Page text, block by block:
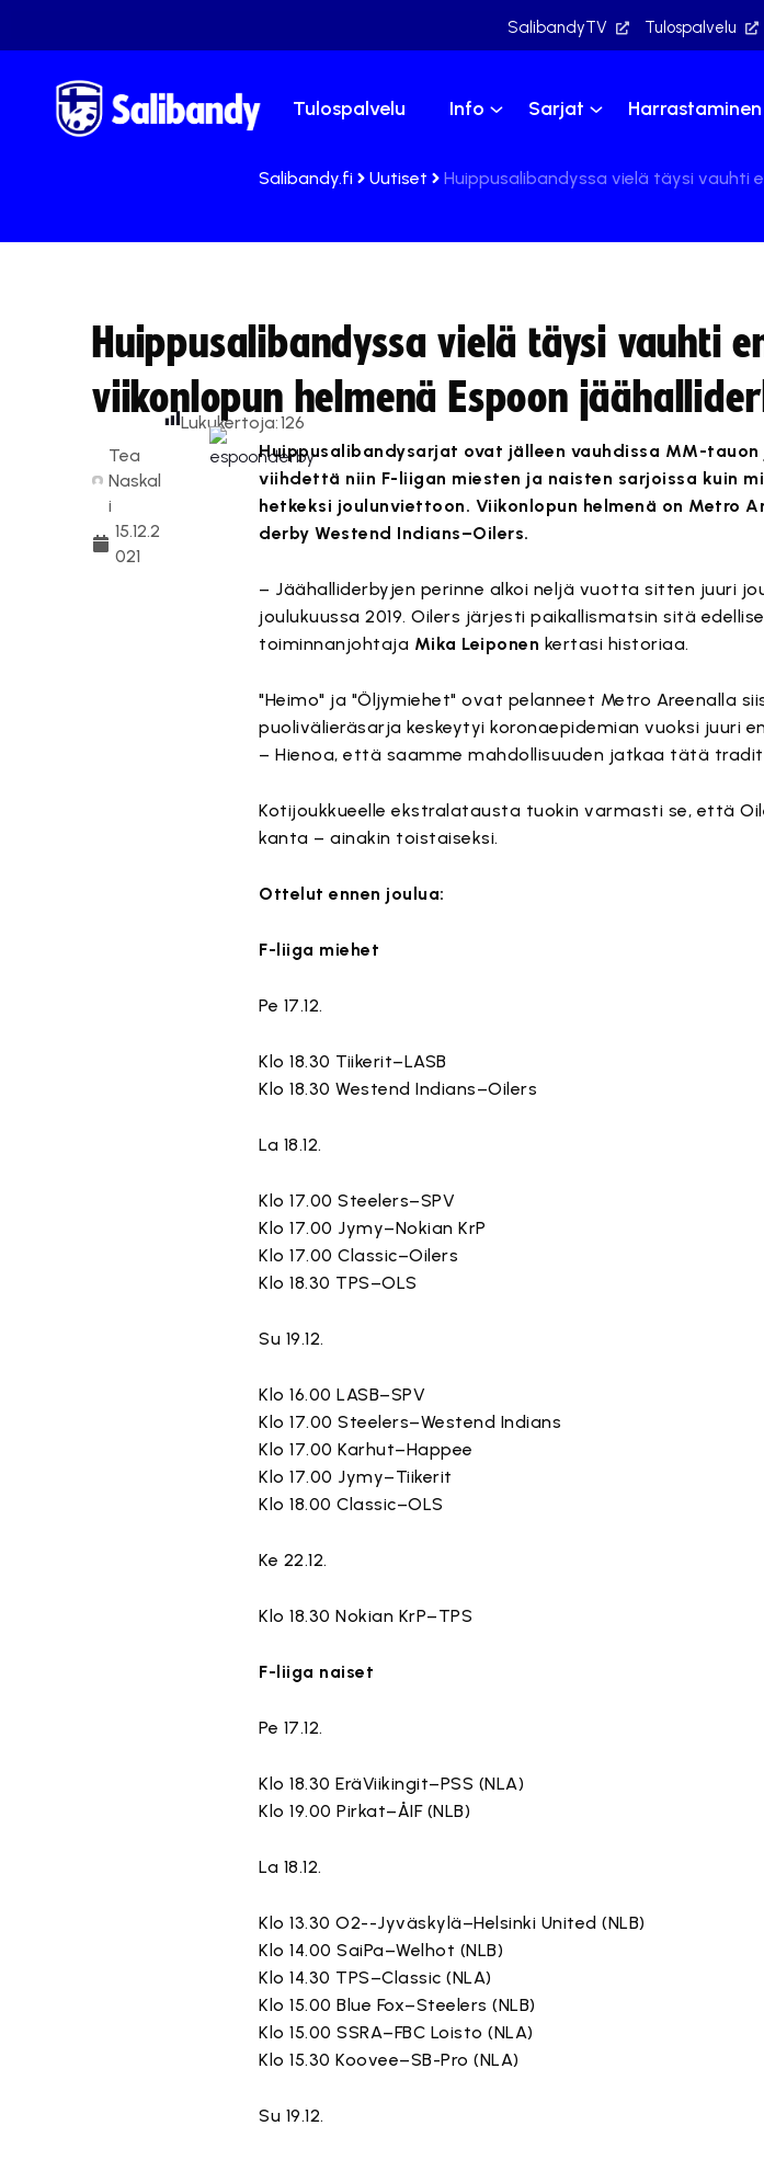
SalibandyTV Tulospalvelu
Tulospalvelu Info Sarjat Harrastaminen
Salibandy.fi Uutiset Huippusalibandyssa vielä täysi vauhti
Huippusalibandyssa vielä täysi vauhti
viikonlopun helmenä Espoon
Tea
Naskal
i
15.12.2
021
Lukukertoja:126
Huippusalibandysarjat ovat jälleen vauhdissa MM-
viihdettä niin F-liigan miesten ja naisten sarjoissa kuin
hetkeksi joulunviettoon. Viikonlopun helmenä on Metro
derby Westend Indians–Oilers.
– Jäähalliderbyjen perinne alkoi neljä vuotta sitten juuri
joulukuussa 2019. Oilers järjesti paikallismatsin sitä
toiminnanjohtaja Mika Leiponen kertasi historiaa.
"Heimo" ja "Öljymiehet" ovat pelanneet Metro Areenalla
puolivälieräsarja keskeytyi koronaepidemian vuoksi juuri
– Hienoa, että saamme mahdollisuuden jatkaa tätä
Kotijoukkueelle ekstralatausta tuokin varmasti se, että
kanta – ainakin toistaiseksi.
Ottelut ennen joulua:
F-liiga miehet
Pe 17.12.
Klo 18.30 Tiikerit–LASB
Klo 18.30 Westend Indians–Oilers
La 18.12.
Klo 17.00 Steelers–SPV
Klo 17.00 Jymy–Nokian KrP
Klo 17.00 Classic–Oilers
Klo 18.30 TPS–OLS
Su 19.12.
Klo 16.00 LASB–SPV
Klo 17.00 Steelers–Westend Indians
Klo 17.00 Karhut–Happee
Klo 17.00 Jymy–Tiikerit
Klo 18.00 Classic–OLS
Ke 22.12.
Klo 18.30 Nokian KrP–TPS
F-liiga naiset
Pe 17.12.
Klo 18.30 EräViikingit–PSS (NLA)
Klo 19.00 Pirkat–ÅIF (NLB)
La 18.12.
Klo 13.30 O2--Jyväskylä–Helsinki United (NLB)
Klo 14.00 SaiPa–Welhot (NLB)
Klo 14.30 TPS–Classic (NLA)
Klo 15.00 Blue Fox–Steelers (NLB)
Klo 15.00 SSRA–FBC Loisto (NLA)
Klo 15.30 Koovee–SB-Pro (NLA)
Su 19.12.